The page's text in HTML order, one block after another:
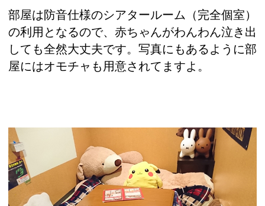
部屋は防音仕様のシアタールーム（完全個室）
の利用となるので、赤ちゃんがわんわん泣き出
しても全然大丈夫です。写真にもあるように部
屋にはオモチャも用意されてますよ。